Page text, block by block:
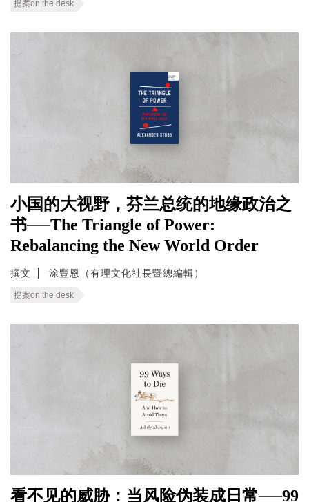
提案on the desk
小国的大视野，芬兰总统的地缘政治之
书──The Triangle of Power:
Rebalancing the New World Order
撰文 涂豐恩（有理文化社長暨總編輯）
提案on the desk
看不见的威胁：当风险伪装成日常──99